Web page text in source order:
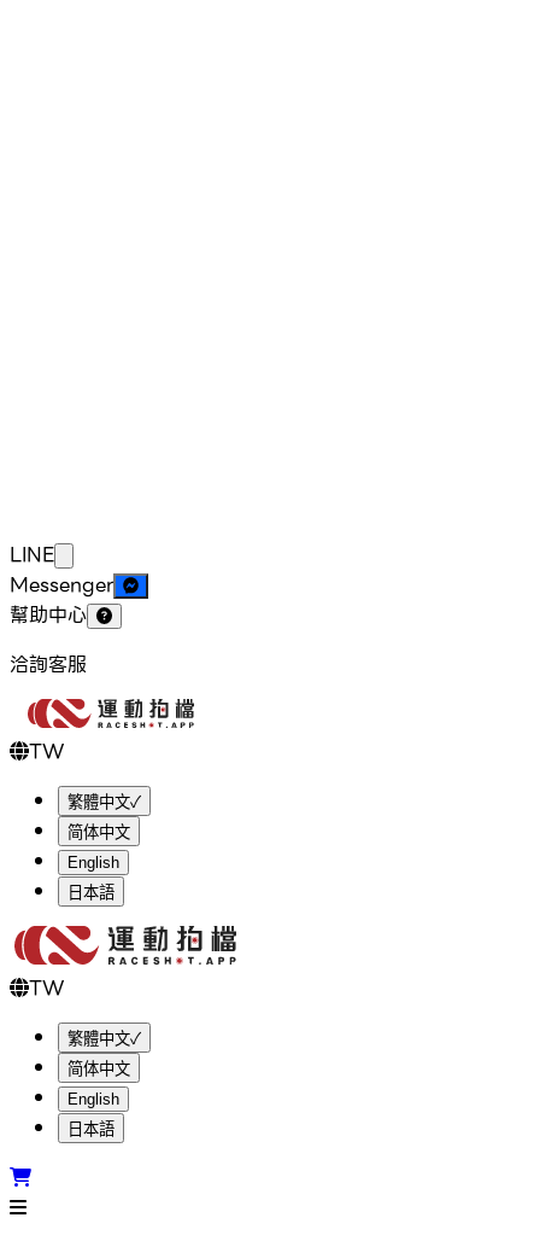
LINE
Messenger
幫助中心
洽詢客服
TW
繁體中文✓
简体中文
English
日本語
TW
繁體中文✓
简体中文
English
日本語